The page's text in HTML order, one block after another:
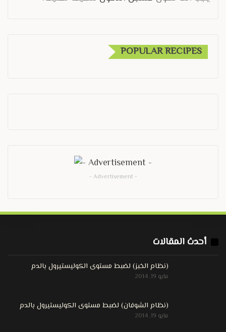
POPULAR RECIPES
- Advertisement -
أحدث المقالات
(نظام الخبز) لضبط مستوى الكوليستيرول بالدم
مايو 19, 2014
(نظام الشوفان) لضبط مستوى الكوليستيرول بالدم
مايو 19, 2014